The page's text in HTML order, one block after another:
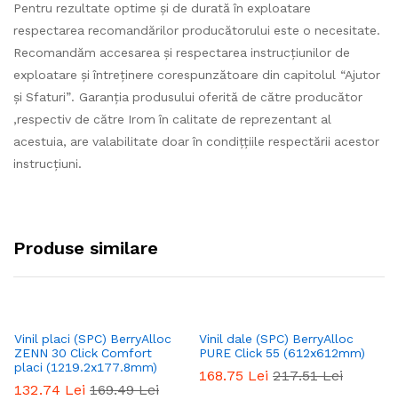
Pentru rezultate optime și de durată în exploatare
respectarea recomandărilor producătorului este o necesitate.
Recomandăm accesarea și respectarea instrucțiunilor de
exploatare și întreținere corespunzătoare din capitolul “Ajutor
și Sfaturi”. Garanția produsului oferită de către producător
,respectiv de către Irom în calitate de reprezentant al
acestuia, are valabilitate doar în condițțiile respectării acestor
instrucțiuni.
Produse similare
Vinil placi (SPC) BerryAlloc
ZENN 30 Click Comfort
placi (1219.2x177.8mm)
132.74 Lei 169.49 Lei
Vinil dale (SPC) BerryAlloc
PURE Click 55 (612x612mm)
168.75 Lei 217.51 Lei